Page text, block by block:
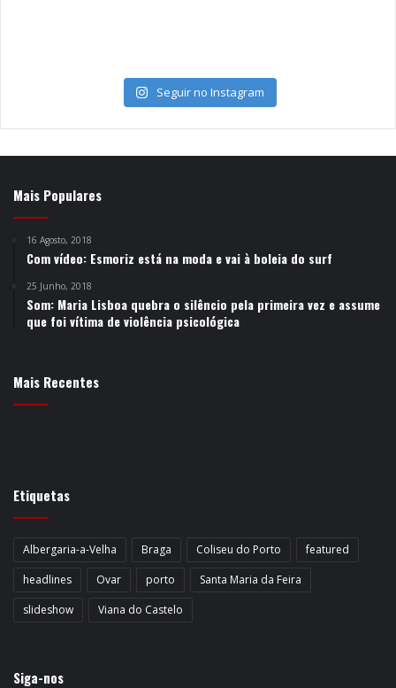
Seguir no Instagram
Mais Populares
16 Agosto, 2018
Com vídeo: Esmoriz está na moda e vai à boleia do surf
25 Junho, 2018
Som: Maria Lisboa quebra o silêncio pela primeira vez e assume
que foi vítima de violência psicológica
Mais Recentes
Etiquetas
Albergaria-a-Velha Braga Coliseu do Porto
featured
headlines
Ovar porto
Santa Maria da Feira
slideshow
Viana do Castelo
Siga-nos